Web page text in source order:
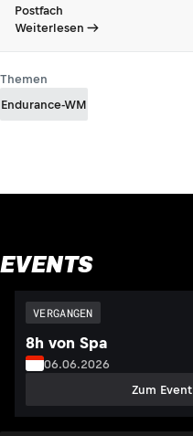
Postfach
Weiterlesen
Themen
Endurance-WM
EVENTS
VERGANGEN
8h von Spa
06.06.2026
Zum Event